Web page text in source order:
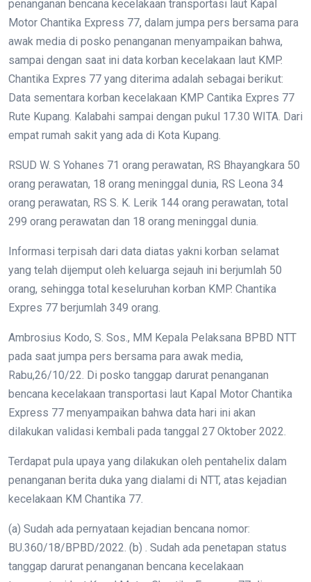
penanganan bencana kecelakaan transportasi laut Kapal
Motor Chantika Express 77, dalam jumpa pers bersama para
awak media di posko penanganan menyampaikan bahwa,
sampai dengan saat ini data korban kecelakaan laut KMP.
Chantika Expres 77 yang diterima adalah sebagai berikut:
Data sementara korban kecelakaan KMP Cantika Expres 77
Rute Kupang. Kalabahi sampai dengan pukul 17.30 WITA. Dari
empat rumah sakit yang ada di Kota Kupang.
RSUD W. S Yohanes 71 orang perawatan, RS Bhayangkara 50
orang perawatan, 18 orang meninggal dunia, RS Leona 34
orang perawatan, RS S. K. Lerik 144 orang perawatan, total
299 orang perawatan dan 18 orang meninggal dunia.
Informasi terpisah dari data diatas yakni korban selamat
yang telah dijemput oleh keluarga sejauh ini berjumlah 50
orang, sehingga total keseluruhan korban KMP. Chantika
Expres 77 berjumlah 349 orang.
Ambrosius Kodo, S. Sos., MM Kepala Pelaksana BPBD NTT
pada saat jumpa pers bersama para awak media,
Rabu,26/10/22. Di posko tanggap darurat penanganan
bencana kecelakaan transportasi laut Kapal Motor Chantika
Express 77 menyampaikan bahwa data hari ini akan
dilakukan validasi kembali pada tanggal 27 Oktober 2022.
Terdapat pula upaya yang dilakukan oleh pentahelix dalam
penanganan berita duka yang dialami di NTT, atas kejadian
kecelakaan KM Chantika 77.
(a) Sudah ada pernyataan kejadian bencana nomor:
BU.360/18/BPBD/2022. (b) . Sudah ada penetapan status
tanggap darurat penanganan bencana kecelakaan